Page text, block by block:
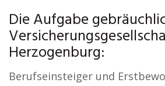
Die Aufgabe
Herzogenburg:
Berufseinsteiger und